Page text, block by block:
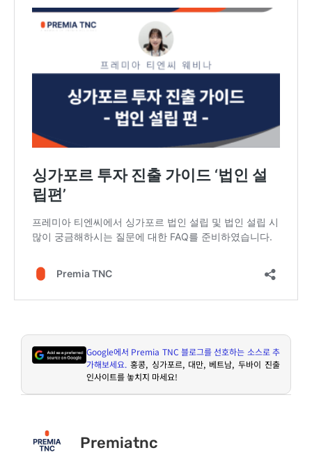
Google에서 Premia TNC블로그를 선호하는 소스로 추
가해보세요. 홍콩, 싱가포르, 대만, 베트남, 두바이 진출
인사이트를 놓치지 마세요!
Premiatnc